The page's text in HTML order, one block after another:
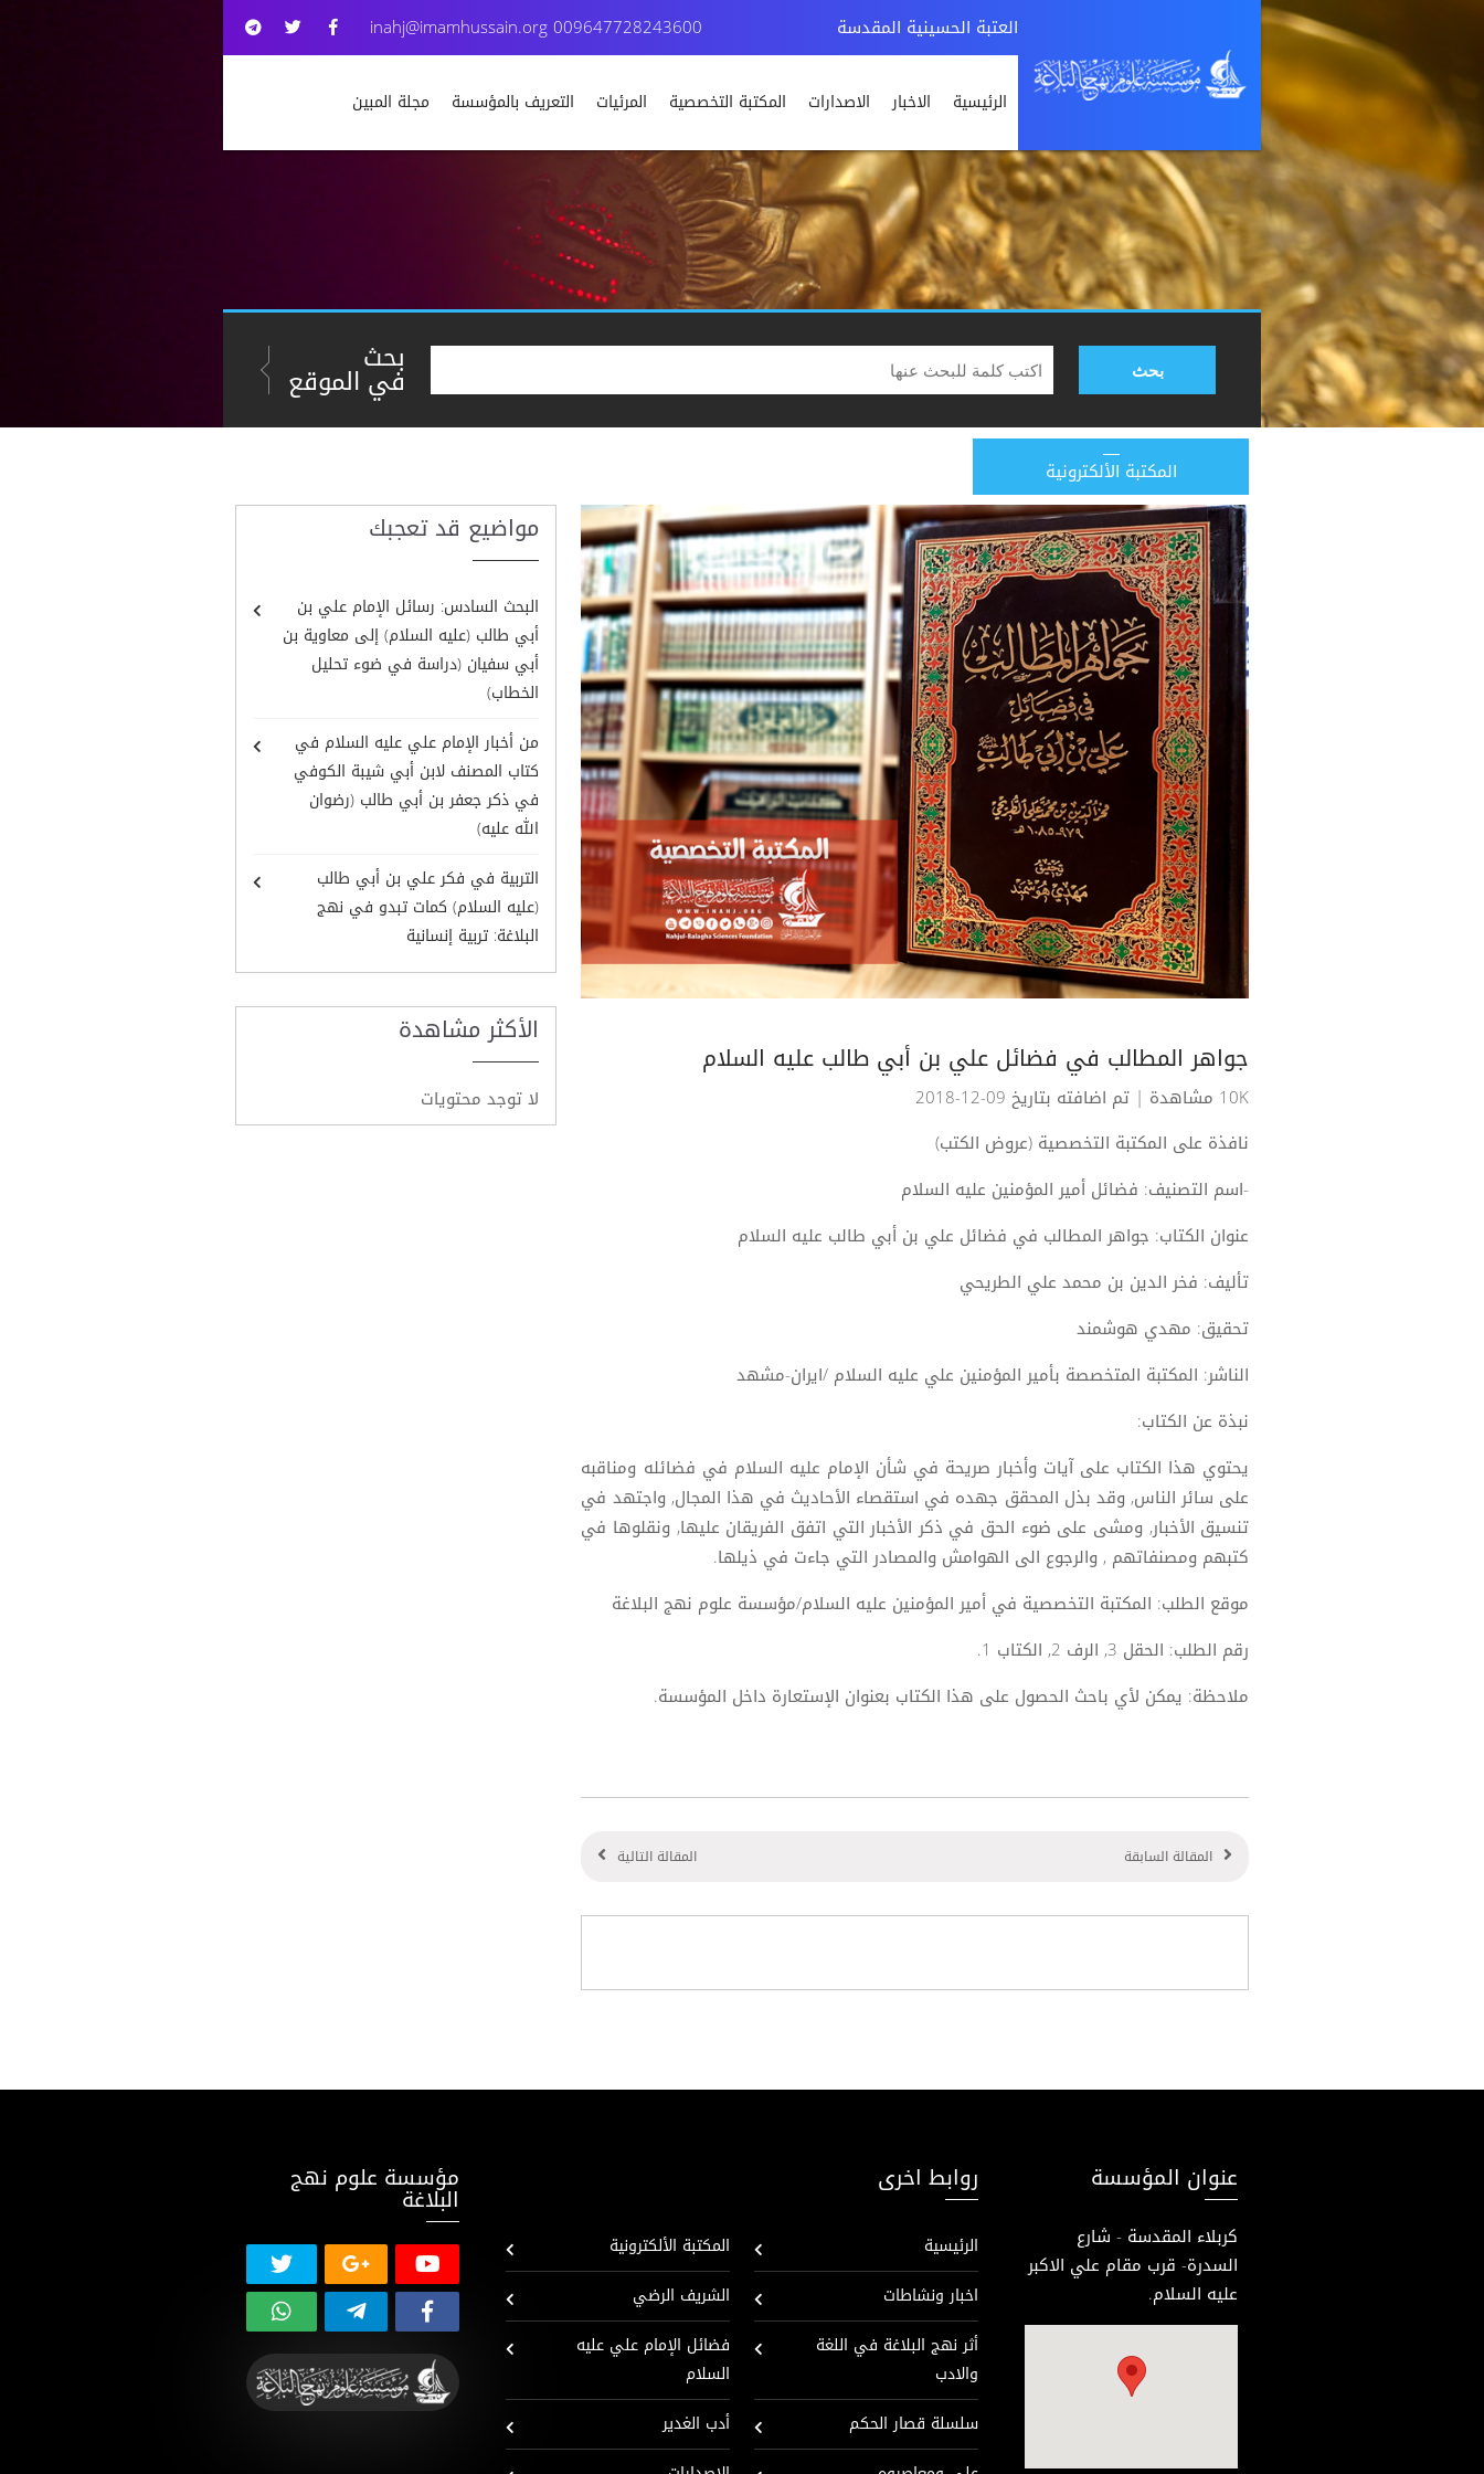
العتبة الحسينية المقدسة 009647728243600
inahj@imamhussain.org
الرئيسية الاخبار الاصدارات المكتبة التخصصية المرئيات التعريف بالمؤسسة مجلة المبين
بحث بحث
في الموقع
المكتبة الألكترونية
جواهر المطالب في فضائل علي بن أبي طالب عليه السلام
10K مشاهدة
| تم اضافته بتاريخ 09-12-2018
نافذة على المكتبة التخصصية (عروض الكتب)
-اسم التصنيف: فضائل أمير المؤمنين عليه السلام
عنوان الكتاب: جواهر المطالب في فضائل علي بن أبي طالب عليه السلام
تأليف: فخر الدين بن محمد علي الطريحي
تحقيق: مهدي هوشمند
الناشر: المكتبة المتخصصة بأمير المؤمنين علي عليه السلام /ايران-مشهد
نبذة عن الكتاب:
يحتوي هذا الكتاب على آيات وأخبار صريحة في شأن الإمام عليه السلام في فضائله ومناقبه
على سائر الناس, وقد بذل المحقق جهده في استقصاء الأحاديث في هذا المجال, واجتهد في
تنسيق الأخبار, ومشى على ضوء الحق في ذكر الأخبار التي اتفق الفريقان عليها, ونقلوها في
كتبهم ومصنفاتهم , والرجوع الى الهوامش والمصادر التي جاءت في ذيلها.
موقع الطلب: المكتبة التخصصية في أمير المؤمنين عليه السلام/مؤسسة علوم نهج البلاغة
رقم الطلب: الحقل 3, الرف 2, الكتاب 1.
ملاحظة: يمكن لأي باحث الحصول على هذا الكتاب بعنوان الإستعارة داخل المؤسسة.
المقالة السابقة المقالة التالية
مواضيع قد تعجبك
البحث السادس: رسائل الإمام علي بن
أبي طالب (عليه السلام) إلى معاوية بن
أبي سفيان (دراسة في ضوء تحليل
الخطاب)
من أخبار الإمام علي عليه السلام في
كتاب المصنف لابن أبي شيبة الكوفي
في ذكر جعفر بن أبي طالب (رضوان
الله عليه)
التربية في فكر علي بن أبي طالب
(عليه السلام) كمات تبدو في نهج
البلاغة: تربية إنسانية
الأكثر مشاهدة
لا توجد محتويات
عنوان المؤسسة
كربلاء المقدسة - شارع
السدرة- قرب مقام علي الاكبر
عليه السلام.
روابط اخرى
الرئيسية
اخبار ونشاطات
أثر نهج البلاغة في اللغة
والادب
سلسلة قصار الحكم
المكتبة الألكترونية
الشريف الرضي
فضائل الإمام علي عليه
السلام
أدب الغدير
مؤسسة علوم نهج
البلاغة